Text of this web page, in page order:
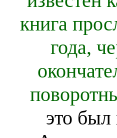
книга
года,
это был